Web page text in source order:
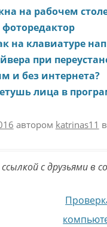
на рабочем
на клавиатуре
при
и без интернета?
лица в
автором katrinas11
с друзьями в